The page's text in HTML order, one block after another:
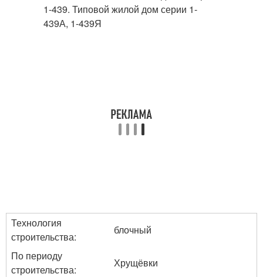
Технология
строительства:
блочный
По периоду
строительства:
Хрущёвки